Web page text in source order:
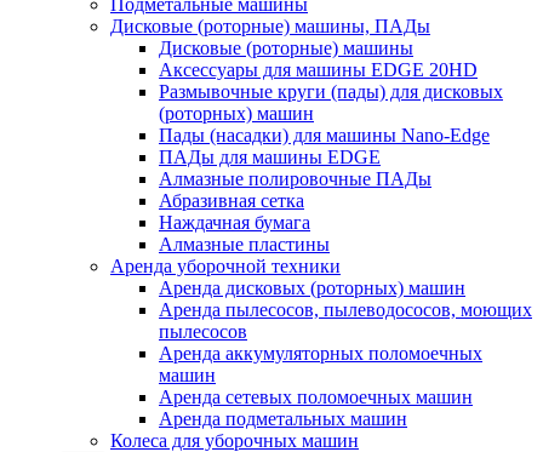
Подметальные машины
Дисковые (роторные) машины, ПАДы
Дисковые (роторные) машины
Аксессуары для машины EDGE 20HD
Размывочные круги (пады) для дисковых
(роторных) машин
Пады (насадки) для машины Nano-Edge
ПАДы для машины EDGE
Алмазные полировочные ПАДы
Абразивная сетка
Наждачная бумага
Алмазные пластины
Аренда уборочной техники
Аренда дисковых (роторных) машин
Аренда пылесосов, пылеводососов, моющих
пылесосов
Аренда аккумуляторных поломоечных
машин
Аренда сетевых поломоечных машин
Аренда подметальных машин
Колеса для уборочных машин